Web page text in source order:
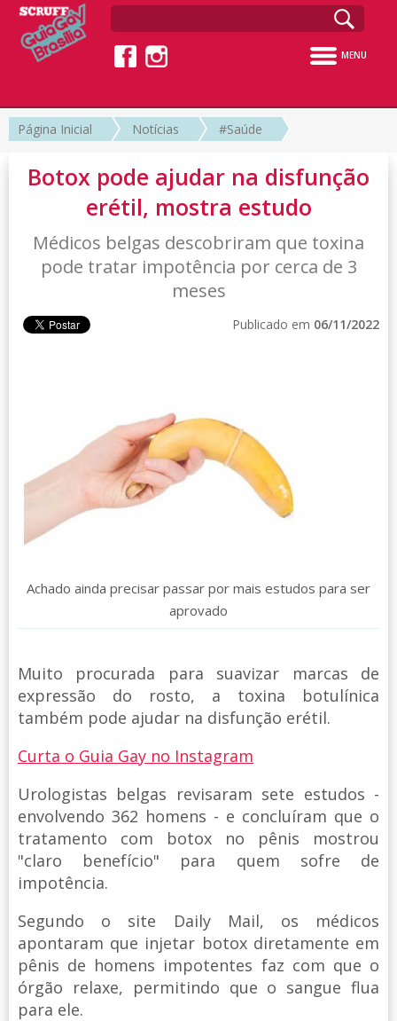
MENU
Página Inicial Notícias #Saúde
Botox pode ajudar na disfunção
erétil, mostra estudo
Médicos belgas descobriram que toxina
pode tratar impotência por cerca de 3
meses
Publicado em 06/11/2022
Achado ainda precisar passar por mais estudos para ser
aprovado
Muito procurada para suavizar marcas de
expressão do rosto, a toxina botulínica
também pode ajudar na disfunção erétil.
Curta o Guia Gay no Instagram
Urologistas belgas revisaram sete estudos -
envolvendo 362 homens - e concluíram que o
tratamento com botox no pênis mostrou
"claro benefício" para quem sofre de
impotência.
Segundo o site Daily Mail, os médicos
apontaram que injetar botox diretamente em
pênis de homens impotentes faz com que o
órgão relaxe, permitindo que o sangue flua
para ele.